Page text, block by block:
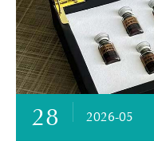
28 2026-05